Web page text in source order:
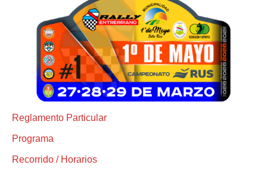
Reglamento Particular
Programa
Recorrido / Horarios